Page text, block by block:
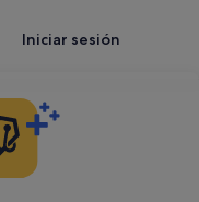
Iniciar sesión